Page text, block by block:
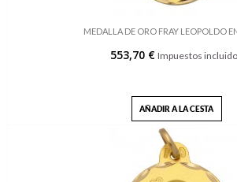
MEDALLA DE ORO FRAY LEOPOLDO
553,70 € Impuestos
AÑADIR A LA CESTA